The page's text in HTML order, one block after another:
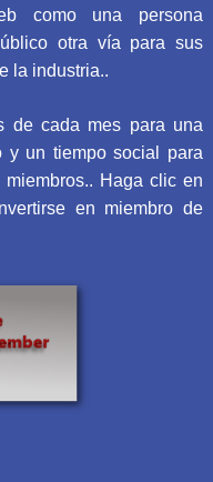
como una persona
otra vía para sus
la industria..
de cada mes para una
y un tiempo social para
Haga clic en
en miembro de